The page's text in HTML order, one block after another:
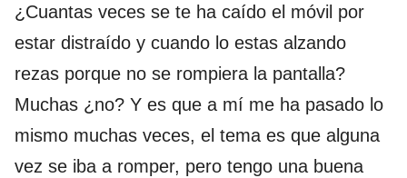
¿Cuantas veces se te ha caído el móvil por
estar distraído y cuando lo estas alzando
rezas porque no se rompiera la pantalla?
Muchas ¿no? Y es que a mí me ha pasado lo
mismo muchas veces, el tema es que alguna
vez se iba a romper, pero tengo una buena